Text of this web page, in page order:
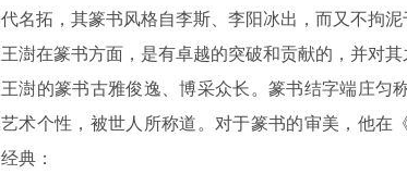
代名拓，其篆书风格自李斯、李阳冰出，而又不拘泥
王澍在篆书方面，是有卓越的突破和贡献的，并对其
王澍的篆书古雅俊逸、博采众长。篆书结字端庄匀
艺术个性，被世人所称道。对于篆书的审美，他在
经典：